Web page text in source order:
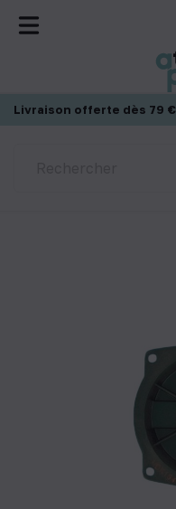
Livraison offerte dès 79 €